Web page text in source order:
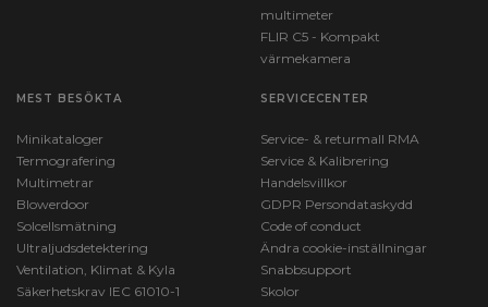
multimeter
FLIR C5 - Kompakt
värmekamera
MEST BESÖKTA
Minikataloger
Termografering
Multimetrar
Blowerdoor
Solcellsmätning
Ultraljudsdetektering
Ventilation, Klimat & Kyla
Säkerhetskrav IEC 61010-1
SERVICECENTER
Service- & returmall RMA
Service & Kalibrering
Handelsvillkor
GDPR Persondataskydd
Code of conduct
Ändra cookie-inställningar
Snabbsupport
Skolor